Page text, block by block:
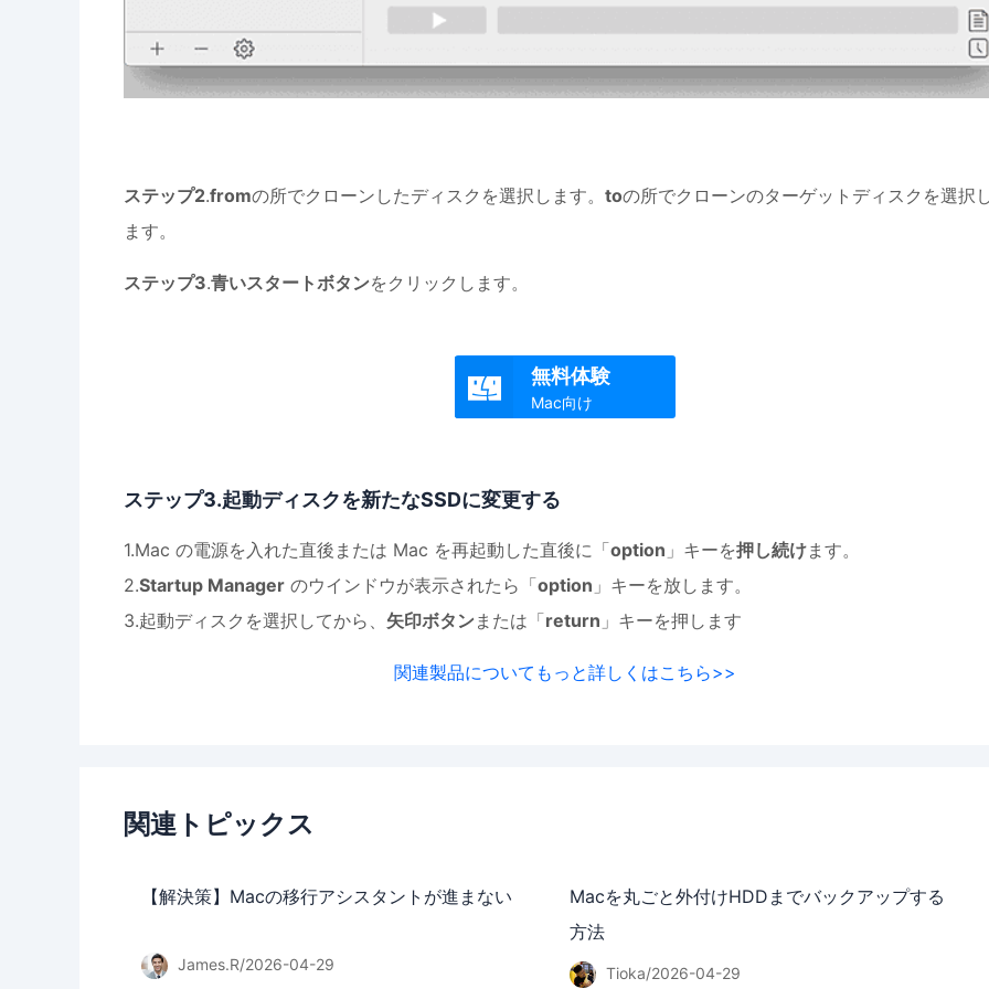
ステップ2.fromの所でクローンしたディスクを選択します。 toの所でクローンのターゲットディスクを選択
ます。
ステップ3.青いスタートボタンをクリックします。

無料体験
Mac向け
ステップ3.起動ディスクを新たなSSDに変更する
1.Mac の電源を入れた直後または Mac を再起動した直後に「option 」キーを押し続けます。
2.Startup Manager のウインドウが表示されたら「option 」キーを放します。
3.起動ディスクを選択してから、 矢印ボタンまたは「return 」キーを押します
関連製品についてもっと詳しくはこちら>>
関連トピックス
【解決策】Macの移行アシスタントが進まない
James.R/2026-04-29
Macを丸ごと外付けHDDまでバックアップする
方法
Tioka/2026-04-29